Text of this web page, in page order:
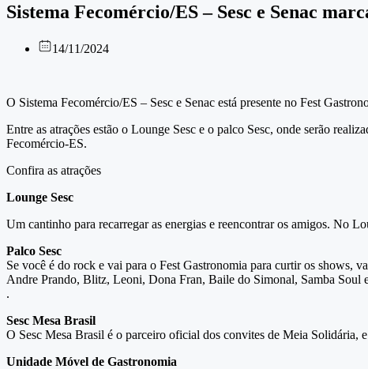
Sistema Fecomércio/ES – Sesc e Senac
14/11/2024
O Sistema Fecomércio/ES – Sesc e Senac está presente no Fest
Entre as atrações estão o Lounge Sesc e o palco Sesc, onde serão
Fecomércio-ES.
Confira as atrações
Lounge Sesc
Um cantinho para recarregar as energias e reencontrar os amigos. No
Palco Sesc
Se você é do rock e vai para o Fest Gastronomia para curtir os shows,
Andre Prando, Blitz, Leoni, Dona Fran, Baile do Simonal, Samba Soul
.
Sesc Mesa Brasil
O Sesc Mesa Brasil é o parceiro oficial dos convites de Meia Solidária,
Unidade Móvel de Gastronomia